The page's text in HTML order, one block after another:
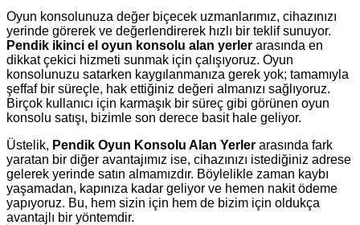
Oyun konsolunuza değer biçecek uzmanlarımız, cihazınızı
yerinde görerek ve değerlendirerek hızlı bir teklif sunuyor.
Pendik ikinci el oyun konsolu alan yerler arasında en
dikkat çekici hizmeti sunmak için çalışıyoruz. Oyun
konsolunuzu satarken kaygılanmanıza gerek yok; tamamıyla
şeffaf bir süreçle, hak ettiğiniz değeri almanızı sağlıyoruz.
Birçok kullanıcı için karmaşık bir süreç gibi görünen oyun
konsolu satışı, bizimle son derece basit hale geliyor.
Üstelik, Pendik Oyun Konsolu Alan Yerler arasında fark
yaratan bir diğer avantajımız ise, cihazınızı istediğiniz adrese
gelerek yerinde satın almamızdır. Böylelikle zaman kaybı
yaşamadan, kapınıza kadar geliyor ve hemen nakit ödeme
yapıyoruz. Bu, hem sizin için hem de bizim için oldukça
avantajlı bir yöntemdir.